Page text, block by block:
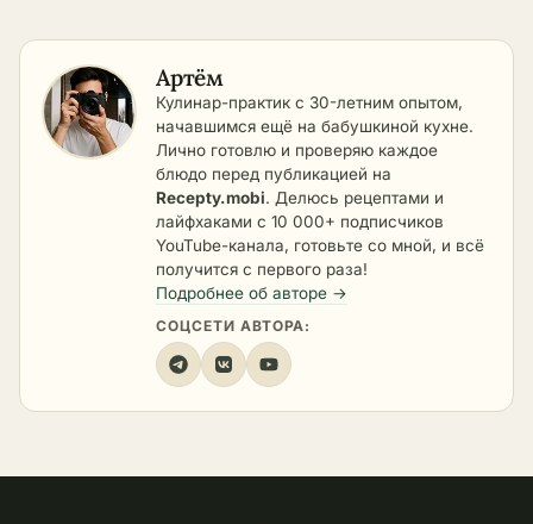
Артём
Кулинар-практик с 30-летним опытом,
начавшимся ещё на бабушкиной кухне.
Лично готовлю и проверяю каждое
блюдо перед публикацией на
Recepty.mobi. Делюсь рецептами и
лайфхаками с 10 000+ подписчиков
YouTube-канала, готовьте со мной, и всё
получится с первого раза!
Подробнее об авторе →
СОЦСЕТИ АВТОРА: